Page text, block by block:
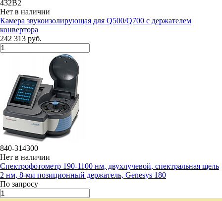
432B2
Нет в наличии
Камера звукоизолирующая для Q500/Q700 с держателем
конвертора
242 313 руб.
840-314300
Нет в наличии
Спектрофотометр 190-1100 нм, двухлучевой, спектральная щель
2 нм, 8-ми позиционный держатель, Genesys 180
По запросу